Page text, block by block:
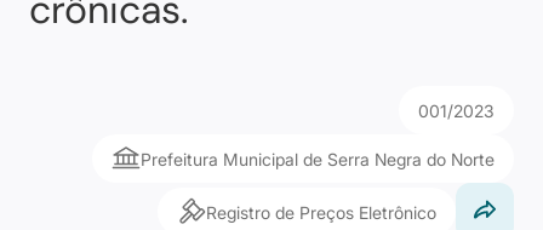
001/2023
Prefeitura Municipal de Serra Negra do Norte
Registro de Preços Eletrônico